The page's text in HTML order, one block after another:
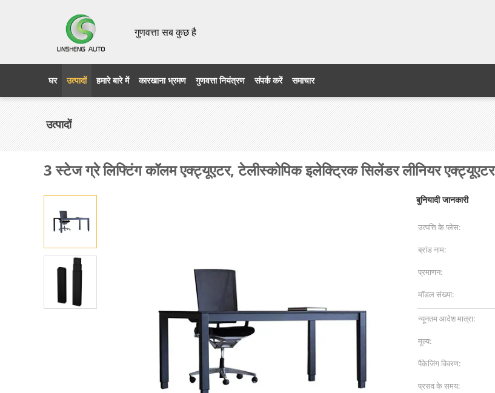
गुणवत्ता सब कुछ है
घर उत्पादों हमारे बारे में कारखाना भ्रमण गुणवत्ता नियंत्रण संपर्क करें समाचार
उत्पादों
3 स्टेज ग्रे लिफ्टिंग कॉलम एक्ट्यूएटर, टेलीस्कोपिक इलेक्ट्रिक सिलेंडर लीनियर एक्ट्यूएटर
बुनियादी जानकारी
उत्पत्ति के प्लेस:
ब्रांड नाम:
प्रमाणन:
मॉडल संख्या:
न्यूनतम आदेश मात्रा:
मूल्य:
पैकेजिंग विवरण:
प्रसव के समय: